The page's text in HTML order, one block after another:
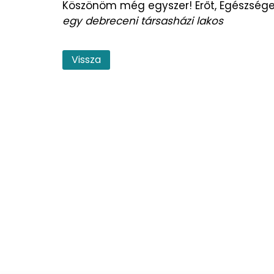
Köszönöm még egyszer! Erőt,
egy debreceni társasházi lakos
Vissza